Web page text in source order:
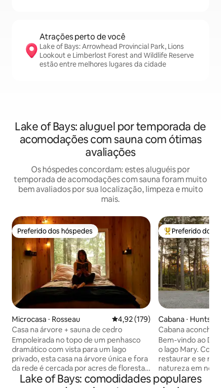
Atrações perto de você
Lake of Bays: Arrowhead Provincial Park, Lions
Lookout e Limberlost Forest and Wildlife Reserve
estão entre melhores lugares da cidade
Lake of Bays: aluguel por temporada de
acomodações com sauna com ótimas
avaliações
Os hóspedes concordam: estes aluguéis por
temporada de acomodações com sauna foram muito
bem avaliados por sua localização, limpeza e muito
mais.
Preferido dos hóspedes
Preferido dos hóspedes
Microcasa ⋅ Rosseau 4,92 de uma avaliação média de
4,92 (179)
Casa na árvore + sauna de cedro
Empoleirada no topo de um penhasco
dramático com vista para um lago
privado, esta casa na árvore única e fora
da rede é cercada por acres de floresta
intocada e falésias rochosas
Entre os
Preferido dos
Cabana ⋅
Cabana
hidromassagem,
quente.
Bem-vindo ao
o lago Mary.
restaurar e se
natureza em
felicidade
Lake of Bays: comodidades populares